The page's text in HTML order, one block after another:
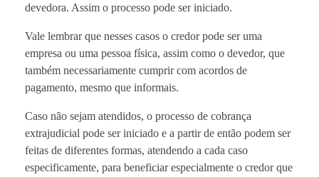
devedora. Assim o processo pode ser iniciado.
Vale lembrar que nesses casos o credor pode ser uma
empresa ou uma pessoa física, assim como o devedor, que
também necessariamente cumprir com acordos de
pagamento, mesmo que informais.
Caso não sejam atendidos, o processo de cobrança
extrajudicial pode ser iniciado e a partir de então podem ser
feitas de diferentes formas, atendendo a cada caso
especificamente, para beneficiar especialmente o credor que